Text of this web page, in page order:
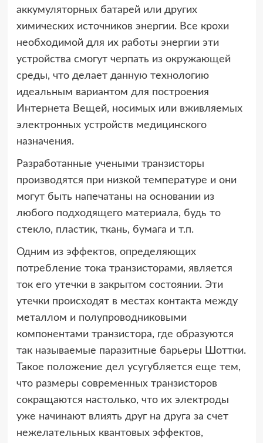
аккумуляторных батарей или других
химических источников энергии. Все крохи
необходимой для их работы энергии эти
устройства смогут черпать из окружающей
среды, что делает данную технологию
идеальным вариантом для построения
Интернета Вещей, носимых или вживляемых
электронных устройств медицинского
назначения.
Разработанные учеными транзисторы
производятся при низкой температуре и они
могут быть напечатаны на основании из
любого подходящего материала, будь то
стекло, пластик, ткань, бумага и т.п.
Одним из эффектов, определяющих
потребление тока транзисторами, является
ток его утечки в закрытом состоянии. Эти
утечки происходят в местах контакта между
металлом и полупроводниковыми
компонентами транзистора, где образуются
так называемые паразитные барьеры Шоттки.
Такое положение дел усугубляется еще тем,
что размеры современных транзисторов
сокращаются настолько, что их электроды
уже начинают влиять друг на друга за счет
нежелательных квантовых эффектов,